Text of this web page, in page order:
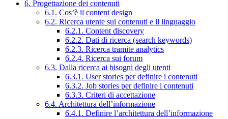
6. Progettazione dei contenuti
6.1. Cos’è il content design
6.2. Ricerca utente sui contenuti e il linguaggio
6.2.1. Content discovery
6.2.2. Dati di ricerca (search keywords)
6.2.3. Ricerca tramite analytics
6.2.4. Ricerca sui forum
6.3. Dalla ricerca ai bisogni degli utenti
6.3.1. User stories per definire i contenuti
6.3.2. Job stories per definire i contenuti
6.3.3. Criteri di accettazione
6.4. Architettura dell’informazione
6.4.1. Definire l’architettura dell’informazione